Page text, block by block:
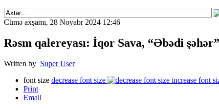
Cümə axşamı, 28 Noyabr 2024 12:46
Rəsm qalereyası: İqor Sava, “Əbədi şəhər”
Written by Super User
font size decrease font size
increase font
Print
Email